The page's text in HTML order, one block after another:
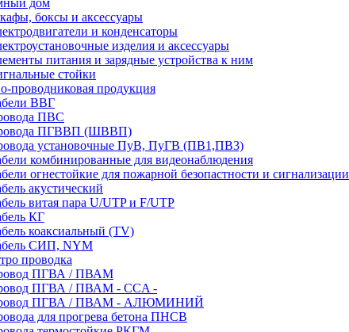
дом
боксы и аксессуары
и конденсаторы
изделия и аксессуары
питания и зарядные устройства к ним
стойки
проводниковая продукция
ВВГ
ПВС
ПГВВП (ШВВП)
установочные ПуВ, ПуГВ (ПВ1,ПВ3)
комбинированные для видеонаблюдения
огнестойкие для пожарной безопастности и сигнализации
акустический
витая пара U/UTP и F/UTP
КГ
коаксиальный (TV)
СИП, NYM
проводка
ПГВА / ПВАМ
ПГВА / ПВАМ - CCA -
ПГВА / ПВАМ - АЛЮМИНИЙ
для прогрева бетона ПНСВ